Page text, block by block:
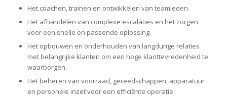
Het coachen, trainen en ontwikkelen van teamleden.
Het afhandelen van complexe escalaties en het zorgen
voor een snelle en passende oplossing.
Het opbouwen en onderhouden van langdurige relaties
met belangrijke klanten om een hoge klanttevredenheid te
waarborgen.
Het beheren van voorraad, gereedschappen, apparatuur
en personele inzet voor een efficiënte operatie.